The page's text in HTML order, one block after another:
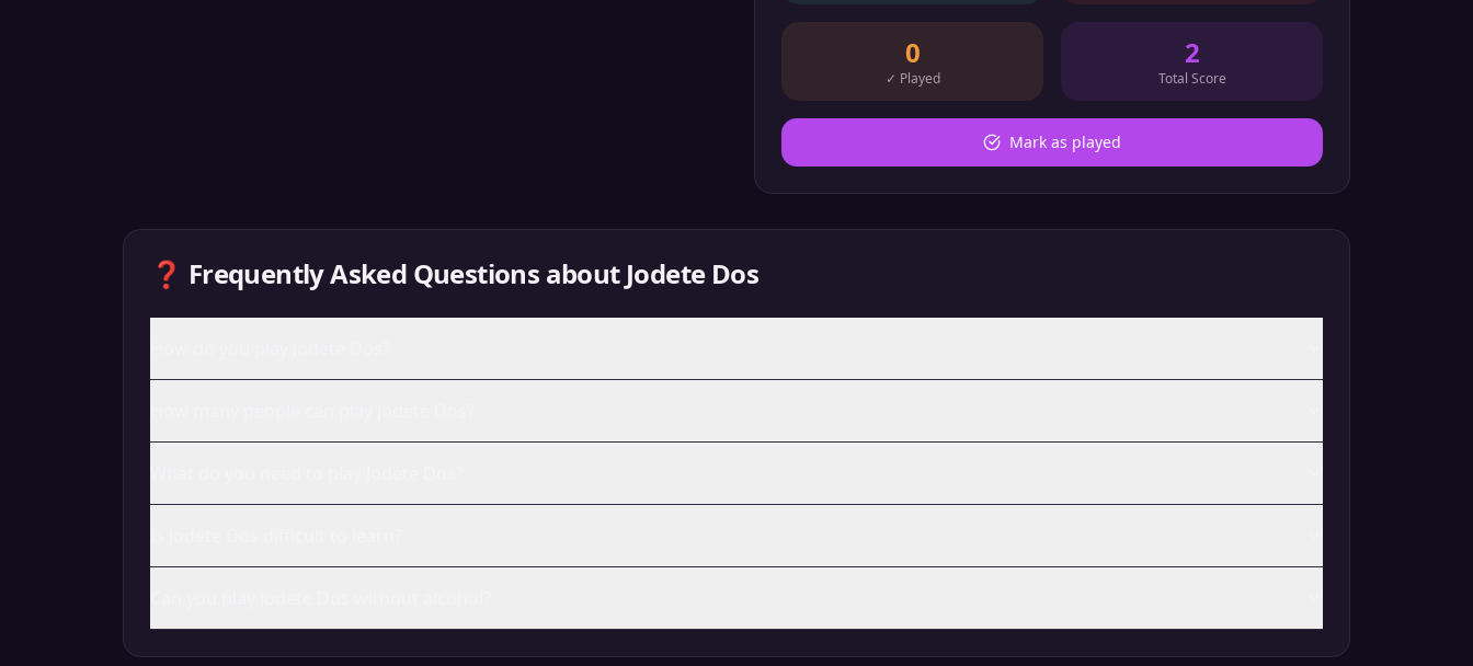
0
✓ Played
2
Total Score
Mark as played
❓ Frequently Asked Questions about Jodete Dos